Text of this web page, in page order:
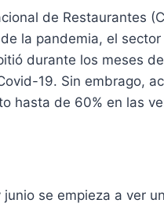
de Restaurantes
la pandemia, el
durante los meses
19. Sin embrago,
hasta de 60% en las
se empieza a ver